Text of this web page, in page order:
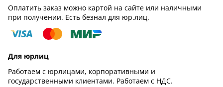
Оплатить заказ можно картой на сайте или наличными
при получении. Есть безнал для юр.лиц.
Для юрлиц
Работаем с юрлицами, корпоративными и
государственными клиентами. Работаем с НДС.